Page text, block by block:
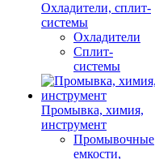
Охладители, сплит-
системы
Охладители
Сплит-
системы
Промывка, химия,
инструмент
Промывочные
емкости,